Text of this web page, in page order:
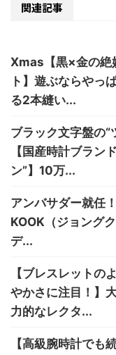
関連記事
Xmas【黒×金の絶
ト】遊ぶならやっ
る2本縫い...
ブラック文字盤の“
【国産時計ブラン
ン”】10万...
アンバサダー就任
KOOK（ジョング
デ...
【ブレスレットの
やかさに注目！】
力的なレクタ...
【高級腕時計でも